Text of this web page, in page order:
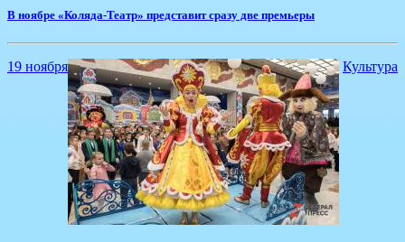
В ноябре «Коляда-Театр» представит сразу две премьеры
19 ноября Культура